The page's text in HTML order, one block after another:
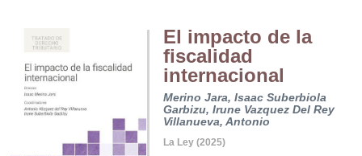
El impacto de la
fiscalidad
internacional
Merino Jara, Isaac Suberbiola
Garbizu, Irune Vazquez Del Rey
Villanueva, Antonio
La Ley (2025)